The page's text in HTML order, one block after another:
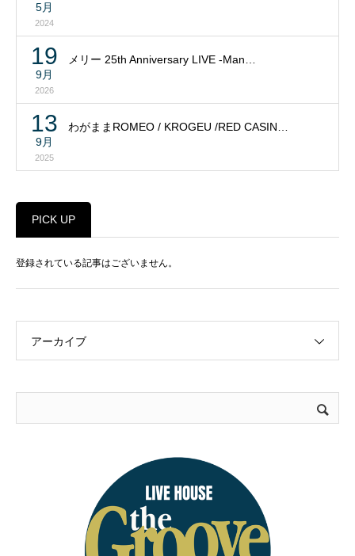
5月
2024
19
9月
2026
メリー 25th Anniversary LIVE -Man…
13
9月
2025
わがままROMEO / KROGEU /RED CASIN…
PICK UP
登録されている記事はございません。
アーカイブ